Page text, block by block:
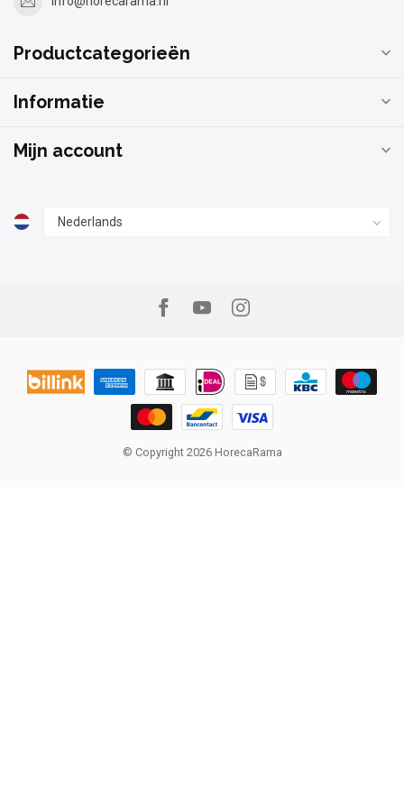
Productcategorieën
Informatie
Mijn account
© Copyright 2026 HorecaRama